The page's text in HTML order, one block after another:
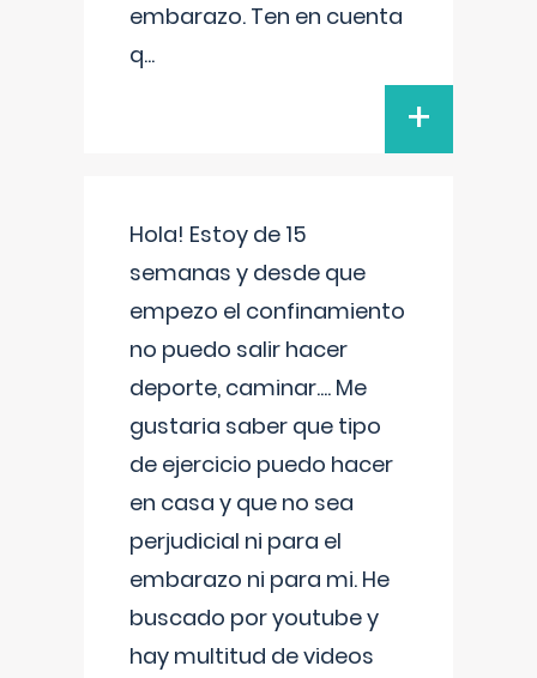
embarazo. Ten en cuenta
q...
+
Hola! Estoy de 15
semanas y desde que
empezo el confinamiento
no puedo salir hacer
deporte, caminar.... Me
gustaria saber que tipo
de ejercicio puedo hacer
en casa y que no sea
perjudicial ni para el
embarazo ni para mi. He
buscado por youtube y
hay multitud de videos